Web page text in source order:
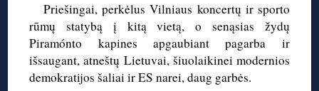
Priešingai, perkėlus Vilniaus koncertų ir sporto
rūmų statybą į kitą vietą, o senąsias žydų
Piramónto kapines apgaubiant pagarba ir
išsaugant, atneštų Lietuvai, šiuolaikinei modernios
demokratijos šaliai ir ES narei, daug garbės.